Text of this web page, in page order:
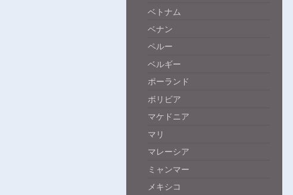
ベトナム
ベナン
ペルー
ベルギー
ポーランド
ボリビア
マケドニア
マリ
マレーシア
ミャンマー
メキシコ